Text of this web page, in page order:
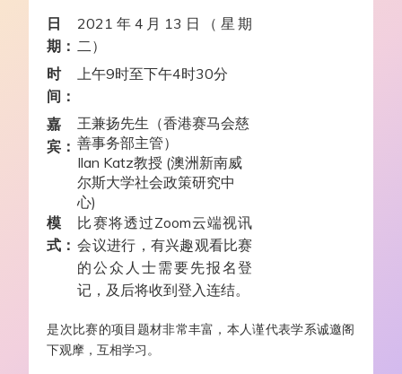
日
期：
2021年4月13日（星期
二）
时
间：
上午9时至下午4时30分
嘉
宾：
王兼扬先生（香港赛马会慈
善事务部主管）
Ilan Katz教授 (澳洲新南威
尔斯大学社会政策研究中
心)
模
式：
比赛将透过Zoom云端视讯
会议进行，有兴趣观看比赛
的公众人士需要先报名登
记，及后将收到登入连结。
是次比赛的项目题材非常丰富，本人谨代表学系诚邀阁
下观摩，互相学习。